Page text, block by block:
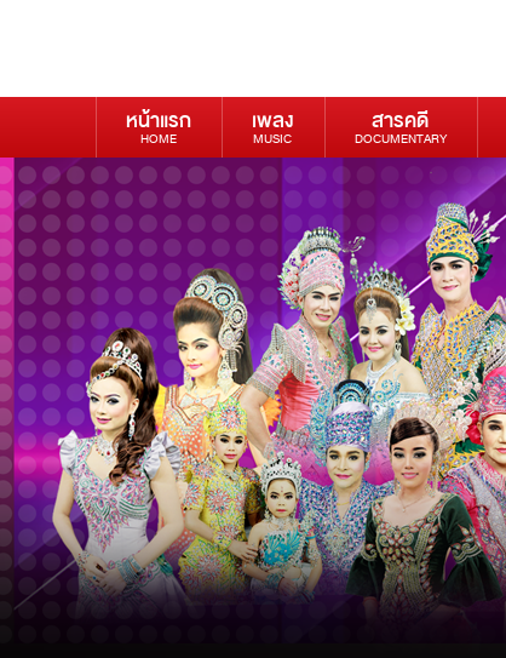
หน้าแรก
HOME
เพลง
MUSIC
สารคดี
DOCUMENTARY